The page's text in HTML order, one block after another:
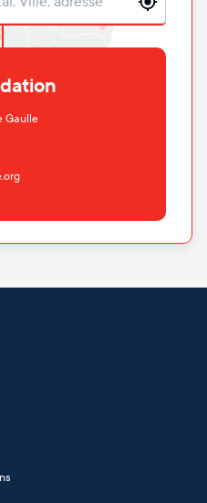
Gaulle